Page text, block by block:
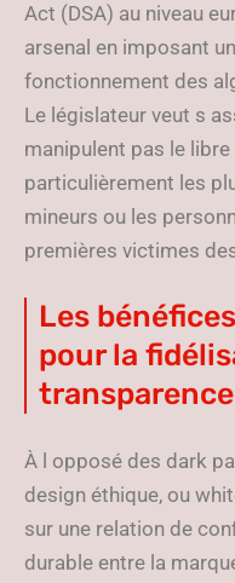
Act (DSA) au niveau
arsenal en imposant
fonctionnement des
Le législateur veut s
manipulent pas le
particulièrement les
mineurs ou les
premières victimes
Les
pour la
À l opposé des dark
design éthique, ou
sur une relation de
durable entre la